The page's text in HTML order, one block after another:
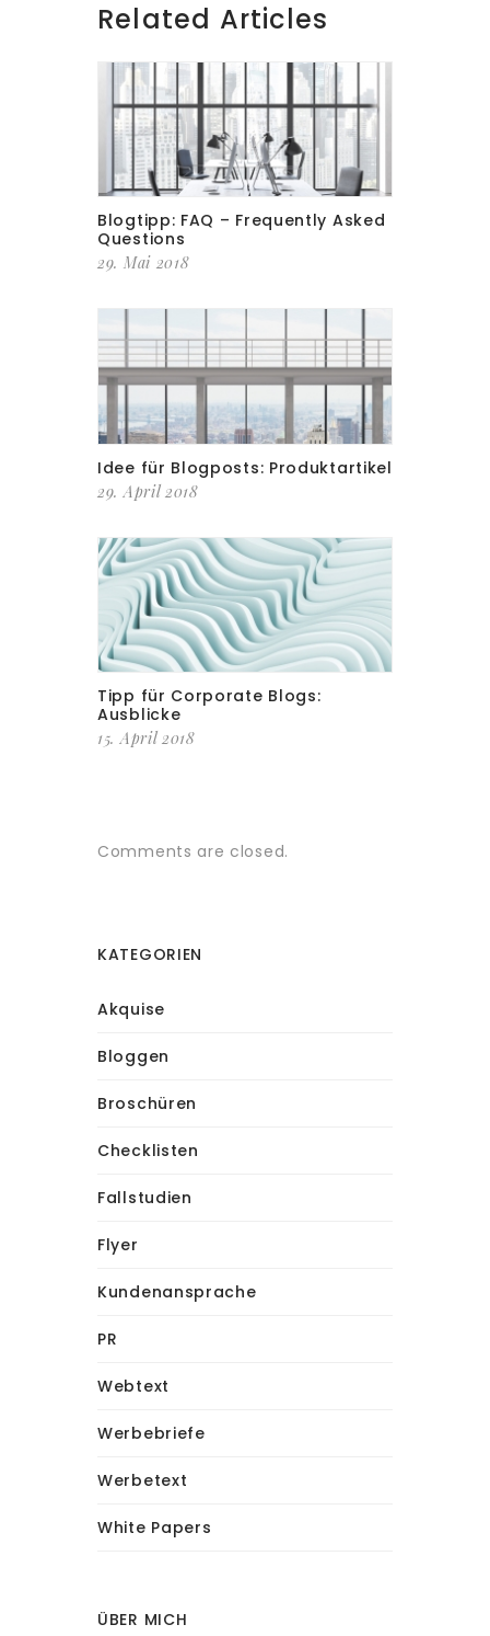
Related Articles
Blogtipp: FAQ – Frequently Asked
Questions
29. Mai 2018
Idee für Blogposts: Produktartikel
29. April 2018
Tipp für Corporate Blogs:
Ausblicke
15. April 2018
Comments are closed.
KATEGORIEN
Akquise
Bloggen
Broschüren
Checklisten
Fallstudien
Flyer
Kundenansprache
PR
Webtext
Werbebriefe
Werbetext
White Papers
ÜBER MICH